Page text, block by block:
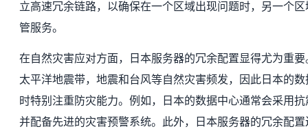
立高速冗余链路，以确保在一个区域出现问题时，另一个
管服务。
在自然灾害应对方面，日本服务器的冗余配置显得尤为重
太平洋地震带，地震和台风等自然灾害频发，因此日本的
时特别注重防灾能力。例如，日本的数据中心通常会采用
并配备先进的灾害预警系统。此外，日本服务器的冗余配